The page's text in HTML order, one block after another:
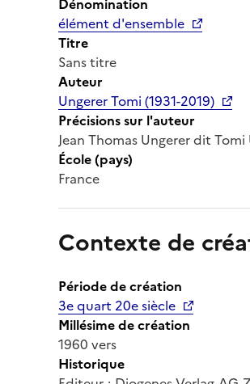
élément d'ensemble
Titre
Sans titre
Auteur
Ungerer Tomi (1931-2019)
Précisions sur l'auteur
Jean Thomas Ungerer dit
École (pays)
France
Contexte de
Période de création
3e quart 20e siècle
Millésime de création
1960 vers
Historique